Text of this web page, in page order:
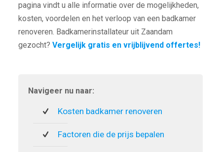
pagina vindt u alle informatie over de mogelijkheden,
kosten, voordelen en het verloop van een badkamer
renoveren. Badkamerinstallateur uit Zaandam
gezocht? Vergelijk gratis en vrijblijvend offertes!
Navigeer nu naar:
Kosten badkamer renoveren
Factoren die de prijs bepalen